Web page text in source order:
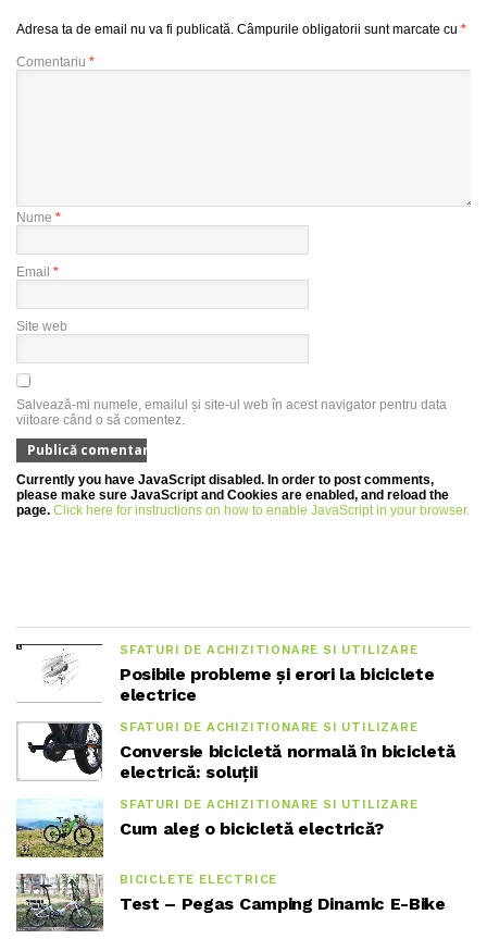
Adresa ta de email nu va fi publicată. Câmpurile obligatorii sunt marcate cu *
Comentariu *
Nume *
Email *
Site web
Salvează-mi numele, emailul și site-ul web în acest navigator pentru data
viitoare când o să comentez.
Currently you have JavaScript disabled. In order to post comments,
please make sure JavaScript and Cookies are enabled, and reload the
page. Click here for instructions on how to enable JavaScript in your browser.
SFATURI DE ACHIZITIONARE SI UTILIZARE
Posibile probleme și erori la biciclete
electrice
SFATURI DE ACHIZITIONARE SI UTILIZARE
Conversie bicicletă normală în bicicletă
electrică: soluții
SFATURI DE ACHIZITIONARE SI UTILIZARE
Cum aleg o bicicletă electrică?
BICICLETE ELECTRICE
Test – Pegas Camping Dinamic E-Bike